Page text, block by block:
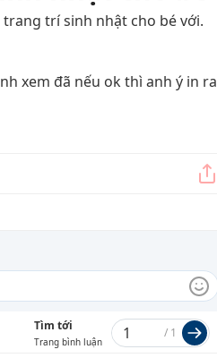
trí sinh nhật cho bé với.
xem đã nếu ok thì anh ý in ra
Tìm tới
Trang bình luận
/ 1